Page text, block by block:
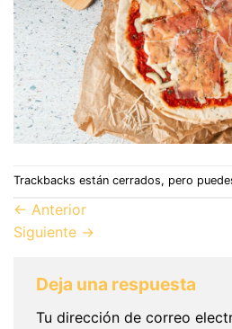
Trackbacks están cerrados, pero
← Anterior
Siguiente →
Deja una respuesta
Tu dirección de correo